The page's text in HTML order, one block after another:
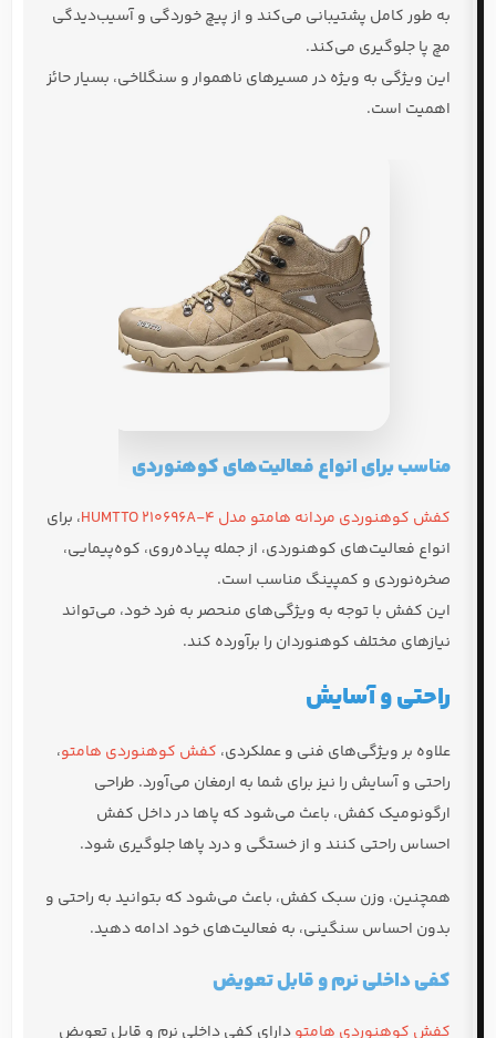
به طور کامل پشتیبانی می‌کند و از پیچ خوردگی و آسیب‌دیدگی
مچ پا جلوگیری می‌کند.
این ویژگی به ویژه در مسیرهای ناهموار و سنگلاخی، بسیار حائز
اهمیت است.
مناسب برای انواع فعالیت‌های کوهنوردی
کفش کوهنوردی مردانه هامتو مدل HUMTTO 210696A-4
، برای
انواع فعالیت‌های کوهنوردی، از جمله پیاده‌روی، کوه‌پیمایی،
صخره‌نوردی و کمپینگ مناسب است.
این کفش با توجه به ویژگی‌های منحصر به فرد خود، می‌تواند
نیازهای مختلف کوهنوردان را برآورده کند.
راحتی و آسایش
علاوه بر ویژگی‌های فنی و عملکردی، کفش کوهنوردی هامتو،
راحتی و آسایش را نیز برای شما به ارمغان می‌آورد. طراحی
ارگونومیک کفش، باعث می‌شود که پاها در داخل کفش
احساس راحتی کنند و از خستگی و درد پاها جلوگیری شود.
همچنین، وزن سبک کفش، باعث می‌شود که بتوانید به راحتی و
بدون احساس سنگینی، به فعالیت‌های خود ادامه دهید.
کفی داخلی نرم و قابل تعویض
کفش کوهنوردی هامتودارای کفی داخلی نرم و قابل تعویض